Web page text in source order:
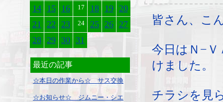
14 15 16 17 18 19 20
21 22 23 24 25 26 27
28 29 30 31
最近の記事
☆本日の作業から☆ サス交換
☆お知らせ☆ ジムニー・シエ
皆さん、こ
今日はＮ−
けました。
チラシを見